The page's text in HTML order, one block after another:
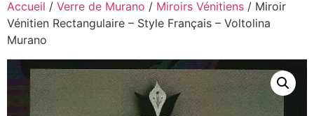
Accueil / Verre de Murano / Miroirs Vénitiens / Miroir
Vénitien Rectangulaire – Style Français – Voltolina
Murano